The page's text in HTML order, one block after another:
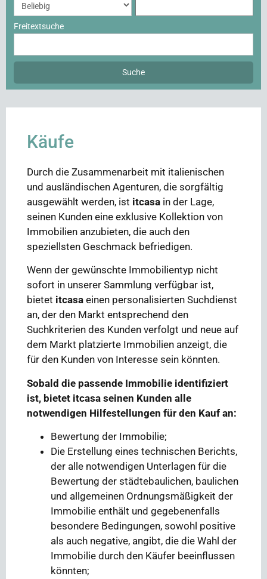
Freitextsuche
Käufe
Durch die Zusammenarbeit mit italienischen
und ausländischen Agenturen, die sorgfältig
ausgewählt werden, ist itcasa in der Lage,
seinen Kunden eine exklusive Kollektion von
Immobilien anzubieten, die auch den
speziellsten Geschmack befriedigen.
Wenn der gewünschte Immobilientyp nicht
sofort in unserer Sammlung verfügbar ist,
bietet itcasa einen personalisierten Suchdienst
an, der den Markt entsprechend den
Suchkriterien des Kunden verfolgt und neue auf
dem Markt platzierte Immobilien anzeigt, die
für den Kunden von Interesse sein könnten.
Sobald die passende Immobilie identifiziert
ist, bietet itcasa seinen Kunden alle
notwendigen Hilfestellungen für den Kauf an:
Bewertung der Immobilie;
Die Erstellung eines technischen Berichts,
der alle notwendigen Unterlagen für die
Bewertung der städtebaulichen, baulichen
und allgemeinen Ordnungsmäßigkeit der
Immobilie enthält und gegebenenfalls
besondere Bedingungen, sowohl positive
als auch negative, angibt, die die Wahl der
Immobilie durch den Käufer beeinflussen
könnten;